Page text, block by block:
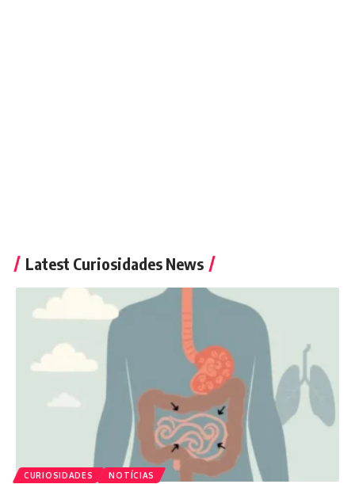
Latest Curiosidades News
CURIOSIDADES NOTÍCIAS